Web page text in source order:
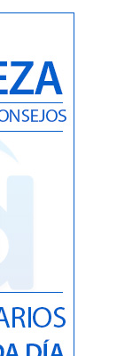
más se hace la gente